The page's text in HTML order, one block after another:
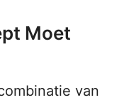
Moet
van